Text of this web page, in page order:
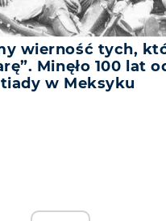
wierność tych,
Minęło 100 lat
w Meksyku